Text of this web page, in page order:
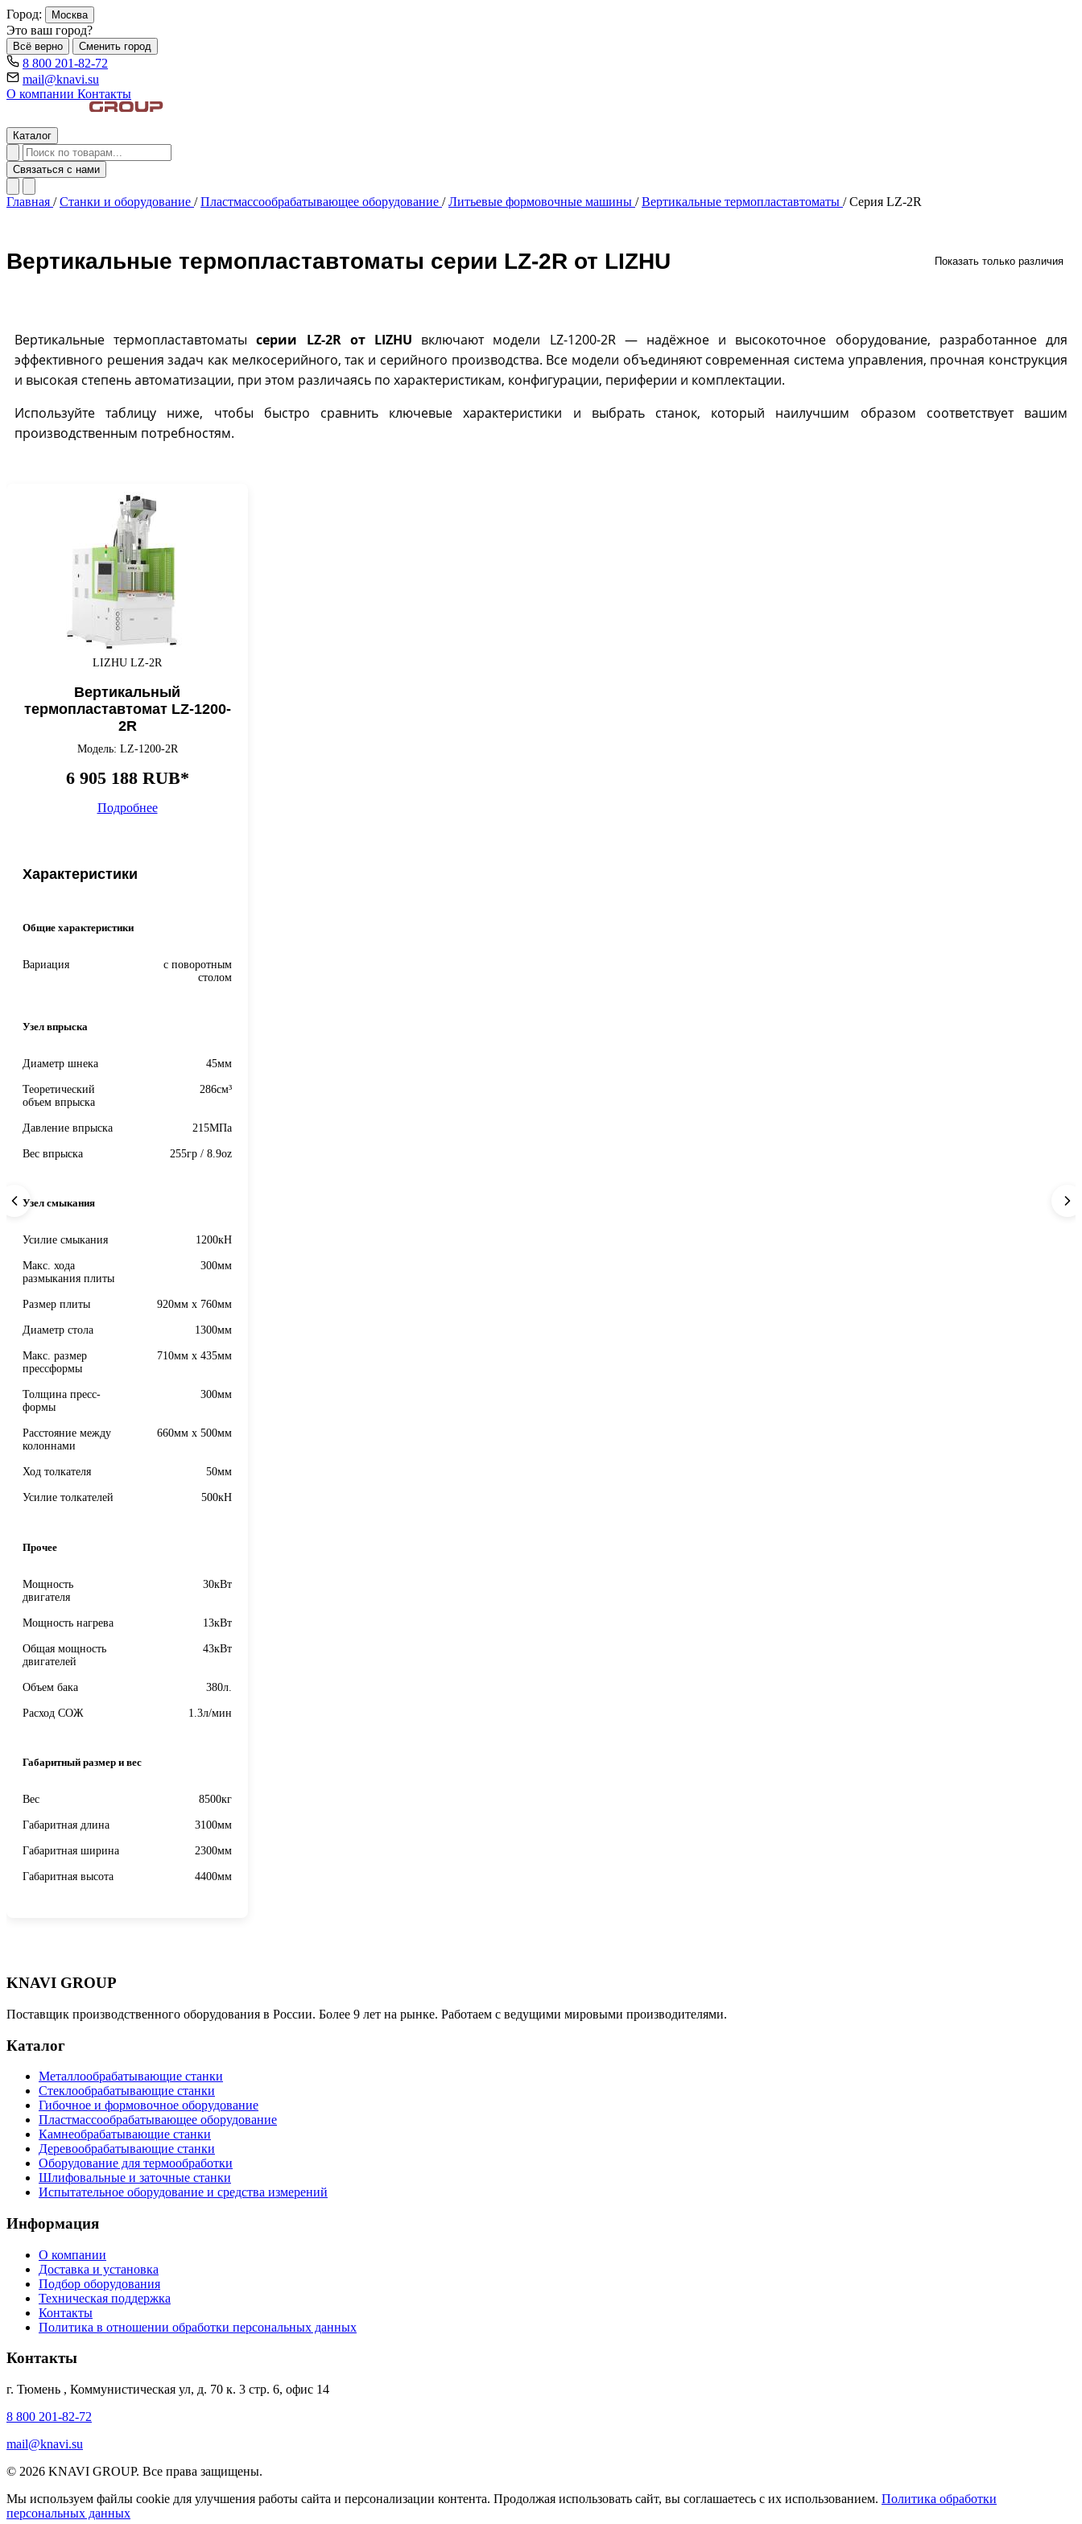
Город: Москва
Это ваш город?
Всё верно Сменить город
8 800 201-82-72
mail@knavi.su
О компании Контакты
Каталог
Связаться с нами
Главная / Станки и оборудование / Пластмассообрабатывающее оборудование / Литьевые формовочные машины / Вертикальные термопластавтоматы / Серия LZ-2R
Вертикальные термопластавтоматы серии LZ-2R от LIZHU Показать только различия
Вертикальные термопластавтоматысерии LZ-2R от LIZHU включают модели LZ-1200-2R — надёжное и высокоточное оборудование, разработанное для
эффективного решения задач как мелкосерийного, так и серийного производства. Все модели объединяют современная система управления, прочная конструкция
и высокая степень автоматизации, при этом различаясь по характеристикам, конфигурации, периферии и комплектации.
Используйте таблицу ниже, чтобы быстро сравнить ключевые характеристики и выбрать станок, который наилучшим образом соответствует вашим
производственным потребностям.
LIZHU LZ-2R
Вертикальный
термопластавтомат LZ-1200-
2R
Модель: LZ-1200-2R
6 905 188 RUB*
Подробнее
Характеристики
Общие характеристики
Вариация
с поворотным
столом
Узел впрыска
Диаметр шнека 45мм
Теоретический
объем впрыска
286см³
Давление впрыска 215МПа
Вес впрыска 255гр / 8.9oz
Узел смыкания
Усилие смыкания 1200кН
Макс. хода
размыкания плиты
300мм
Размер плиты 920мм x 760мм
Диаметр стола 1300мм
Макс. размер
прессформы
710мм x 435мм
Толщина пресс-
формы
300мм
Расстояние между
колоннами
660мм x 500мм
Ход толкателя 50мм
Усилие толкателей 500кН
Прочее
Мощность
двигателя
30кВт
Мощность нагрева 13кВт
Общая мощность
двигателей
43кВт
Объем бака 380л.
Расход СОЖ 1.3л/мин
Габаритный размер и вес
Вес 8500кг
Габаритная длина 3100мм
Габаритная ширина 2300мм
Габаритная высота 4400мм
KNAVI GROUP
Поставщик производственного оборудования в России. Более 9 лет на рынке. Работаем с ведущими мировыми производителями.
Каталог
Металлообрабатывающие станки
Стеклообрабатывающие станки
Гибочное и формовочное оборудование
Пластмассообрабатывающее оборудование
Камнеобрабатывающие станки
Деревообрабатывающие станки
Оборудование для термообработки
Шлифовальные и заточные станки
Испытательное оборудование и средства измерений
Информация
О компании
Доставка и установка
Подбор оборудования
Техническая поддержка
Контакты
Политика в отношении обработки персональных данных
Контакты
г. Тюмень , Коммунистическая ул, д. 70 к. 3 стр. 6, офис 14
8 800 201-82-72
mail@knavi.su
© 2026 KNAVI GROUP. Все права защищены.
Мы используем файлы cookie для улучшения работы сайта и персонализации контента. Продолжая использовать сайт, вы соглашаетесь с их использованием. Политика обработки
персональных данных